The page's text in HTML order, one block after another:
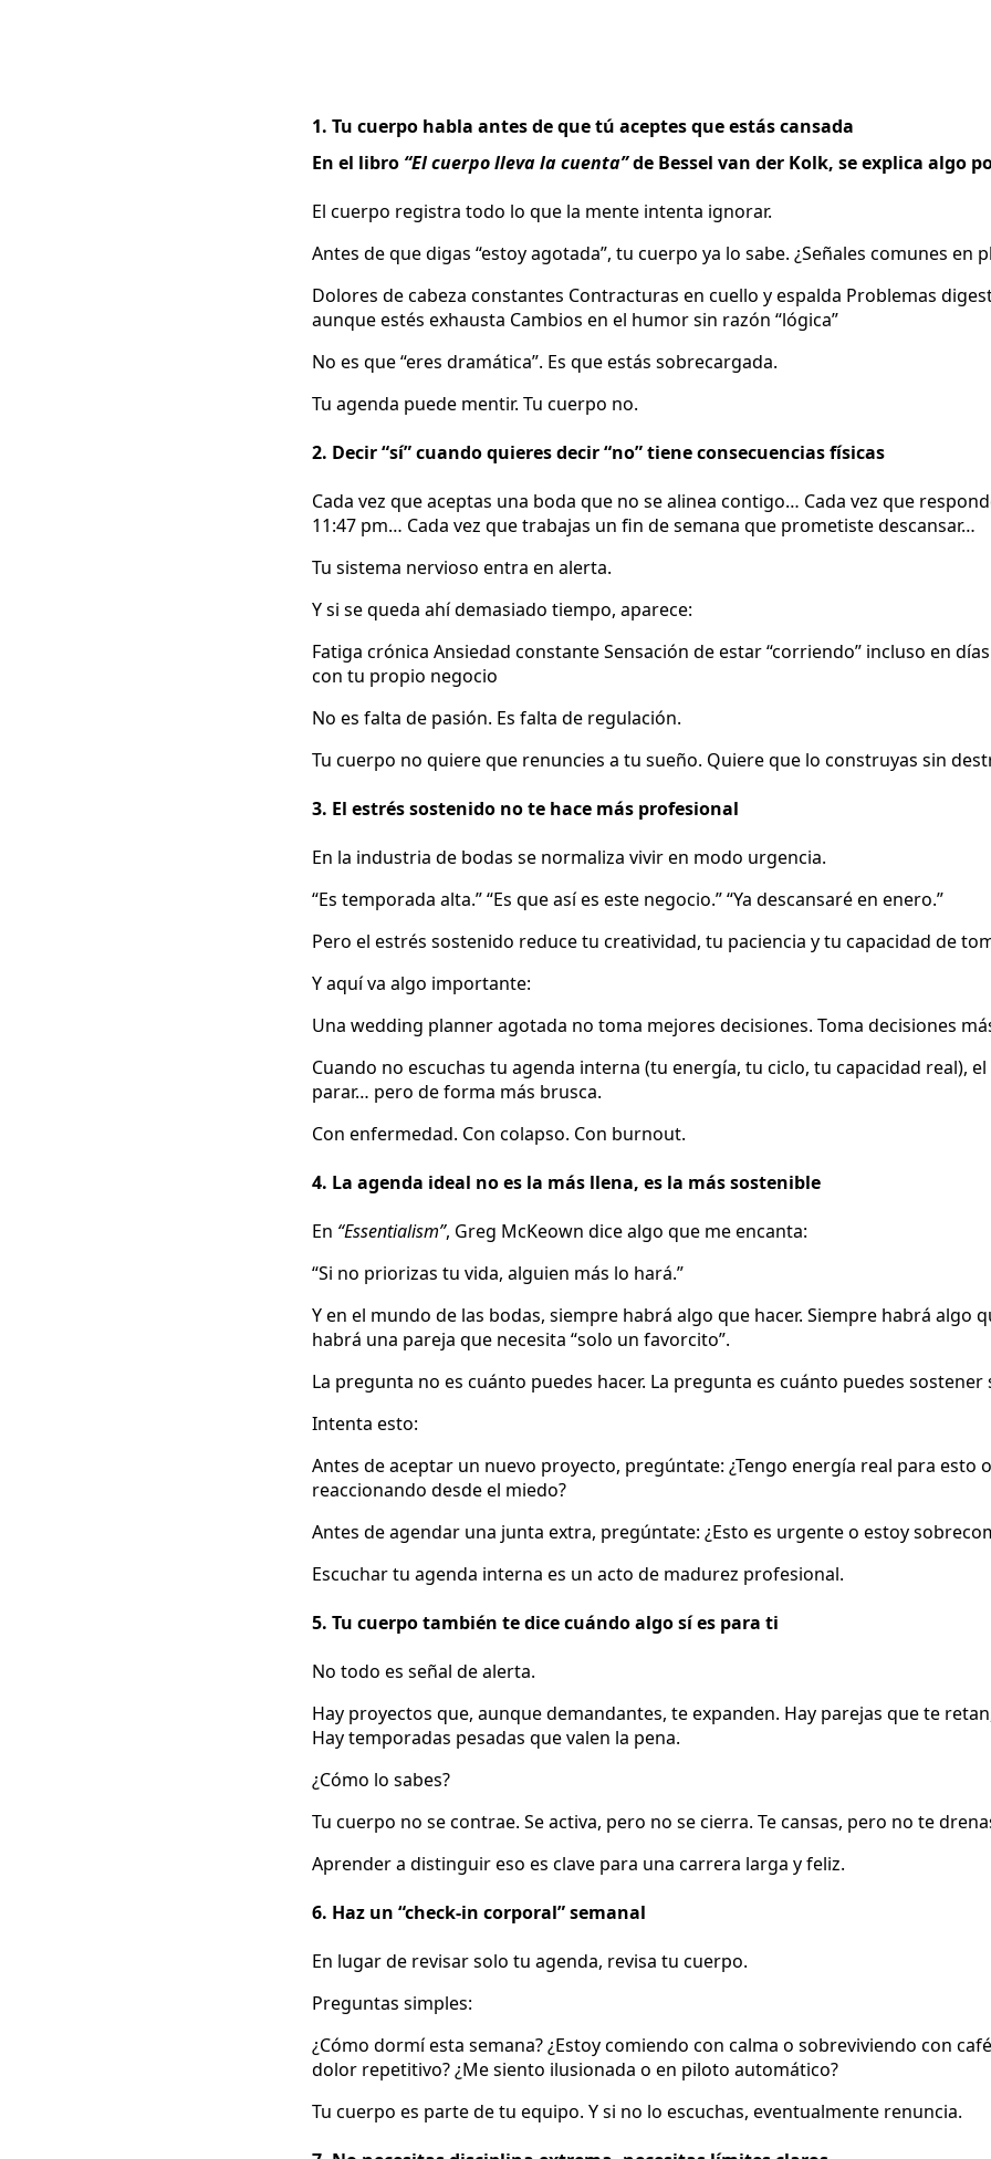
1. Tu cuerpo habla antes de que tú aceptes que estás cansada
En el libro “El cuerpo lleva la cuenta”de Bessel van der Kolk, se explica algo
El cuerpo registra todo lo que la mente intenta ignorar.
Antes de que digas “estoy agotada”, tu cuerpo ya lo sabe. ¿Señales comunes en
Dolores de cabeza constantes Contracturas en cuello y espalda Problemas
aunque estés exhausta Cambios en el humor sin razón “lógica”
No es que “eres dramática”. Es que estás sobrecargada.
Tu agenda puede mentir. Tu cuerpo no.
2. Decir “sí” cuando quieres decir “no” tiene consecuencias físicas
Cada vez que aceptas una boda que no se alinea contigo… Cada vez que
11:47 pm… Cada vez que trabajas un fin de semana que prometiste descansar…
Tu sistema nervioso entra en alerta.
Y si se queda ahí demasiado tiempo, aparece:
Fatiga crónica Ansiedad constante Sensación de estar “corriendo” incluso en
con tu propio negocio
No es falta de pasión. Es falta de regulación.
Tu cuerpo no quiere que renuncies a tu sueño. Quiere que lo construyas sin
3. El estrés sostenido no te hace más profesional
En la industria de bodas se normaliza vivir en modo urgencia.
“Es temporada alta.” “Es que así es este negocio.” “Ya descansaré en enero.”
Pero el estrés sostenido reduce tu creatividad, tu paciencia y tu capacidad de
Y aquí va algo importante:
Una wedding planner agotada no toma mejores decisiones. Toma decisiones
Cuando no escuchas tu agenda interna (tu energía, tu ciclo, tu capacidad real),
parar… pero de forma más brusca.
Con enfermedad. Con colapso. Con burnout.
4. La agenda ideal no es la más llena, es la más sostenible
En “Essentialism”, Greg McKeown dice algo que me encanta:
“Si no priorizas tu vida, alguien más lo hará.”
Y en el mundo de las bodas, siempre habrá algo que hacer. Siempre habrá algo
habrá una pareja que necesita “solo un favorcito”.
La pregunta no es cuánto puedes hacer. La pregunta es cuánto puedes
Intenta esto:
Antes de aceptar un nuevo proyecto, pregúntate: ¿Tengo energía real para esto
reaccionando desde el miedo?
Antes de agendar una junta extra, pregúntate: ¿Esto es urgente o estoy
Escuchar tu agenda interna es un acto de madurez profesional.
5. Tu cuerpo también te dice cuándo algo sí es para ti
No todo es señal de alerta.
Hay proyectos que, aunque demandantes, te expanden. Hay parejas que te
Hay temporadas pesadas que valen la pena.
¿Cómo lo sabes?
Tu cuerpo no se contrae. Se activa, pero no se cierra. Te cansas, pero no te
Aprender a distinguir eso es clave para una carrera larga y feliz.
6. Haz un “check-in corporal” semanal
En lugar de revisar solo tu agenda, revisa tu cuerpo.
Preguntas simples:
¿Cómo dormí esta semana? ¿Estoy comiendo con calma o sobreviviendo con
dolor repetitivo? ¿Me siento ilusionada o en piloto automático?
Tu cuerpo es parte de tu equipo. Y si no lo escuchas, eventualmente renuncia.